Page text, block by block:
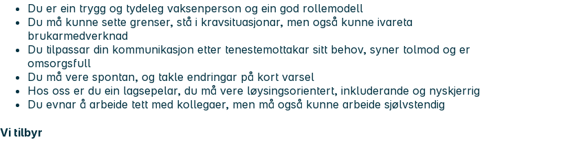
Du er ein trygg og tydeleg vaksenperson og ein god rollemodell
Du må kunne sette grenser, stå i kravsituasjonar, men også kunne ivareta
brukarmedverknad
Du tilpassar din kommunikasjon etter tenestemottakar sitt behov, syner tolmod og er
omsorgsfull
Du må vere spontan, og takle endringar på kort varsel
Hos oss er du ein lagsepelar, du må vere løysingsorientert, inkluderande og nyskjerrig
Du evnar å arbeide tett med kollegaer, men må også kunne arbeide sjølvstendig
Vi tilbyr